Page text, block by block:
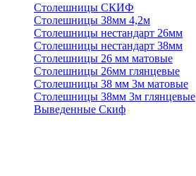
Столешницы СКИФ
Столешницы 38мм 4,2м
Столешницы нестандарт 26мм
Столешницы нестандарт 38мм
Столешницы 26 мм матовые
Столешницы 26мм глянцевые
Столешницы 38 мм 3м матовые
Столешницы 38мм 3м глянцевые
Выведенные Скиф